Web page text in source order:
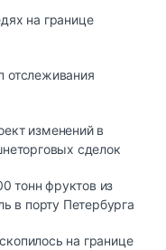
на границе
отслеживания
изменений в
сделок
тонн фруктов из
в порту Петербурга
на границе